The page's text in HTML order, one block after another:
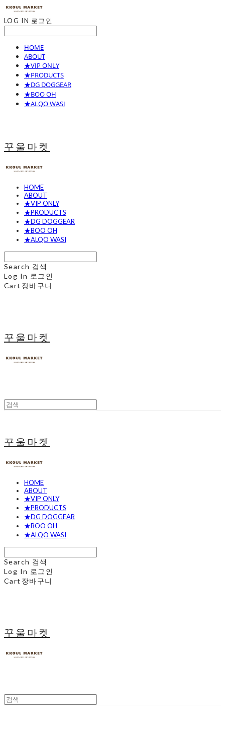
LOG IN 로그인
HOME
ABOUT
★VIP ONLY
★PRODUCTS
★DG DOGGEAR
★BOO OH
★ALQO WASI
꾸울마켓
HOME
ABOUT
★VIP ONLY
★PRODUCTS
★DG DOGGEAR
★BOO OH
★ALQO WASI
Search 검색
Log In 로그인
Cart 장바구니
꾸울마켓
꾸울마켓
HOME
ABOUT
★VIP ONLY
★PRODUCTS
★DG DOGGEAR
★BOO OH
★ALQO WASI
Search 검색
Log In 로그인
Cart 장바구니
꾸울마켓